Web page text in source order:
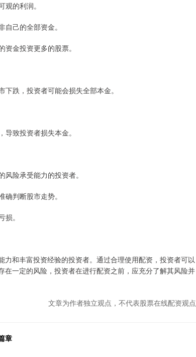
的利润。
己的全部资金。
金投资更多的股票。
跌，投资者可能会损失全部本金。
致投资者损失本金。
险承受能力的投资者。
判断股市走势。
。
和丰富投资经验的投资者。通过合理使用配资，投资者可以
一定的风险，投资者在进行配资之前，应充分了解其风险并
文章为作者独立观点，不代表股票在线配资观点
章